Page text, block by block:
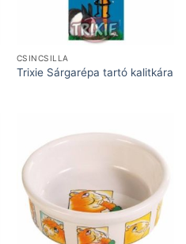
CSINCSILLA
Trixie Sárgarépa tartó kalitkára